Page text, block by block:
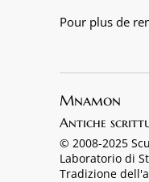
Pour plus de
Mnamon
Antiche
© 2008-2025
Laboratorio di
Tradizione